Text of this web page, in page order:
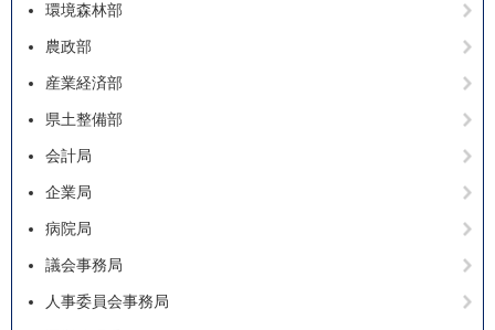
環境森林部
農政部
産業経済部
県土整備部
会計局
企業局
病院局
議会事務局
人事委員会事務局